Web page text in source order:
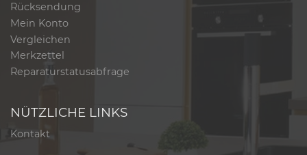
Rücksendung
Mein Konto
Vergleichen
Merkzettel
Reparaturstatusabfrage
NÜTZLICHE LINKS
Kontakt